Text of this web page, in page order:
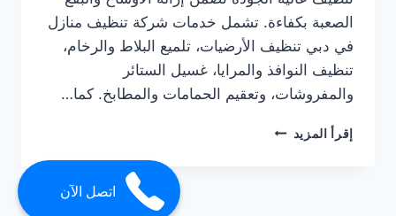
الصعبة بكفاءة. تشمل خدمات شركة تنظيف منازل
في دبي تنظيف الأرضيات، تلميع البلاط والرخام،
تنظيف النوافذ والمرايا، غسيل الستائر
والمفروشات، وتعقيم الحمامات والمطابخ. كما…
إقرأ المزيد شركة
اتصل الآن